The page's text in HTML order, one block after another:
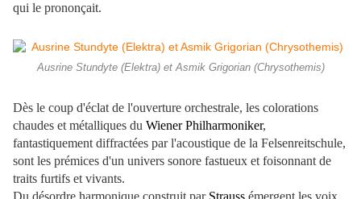
qui le prononçait.
Ausrine Stundyte (Elektra) et Asmik Grigorian (Chrysothemis)
Dès le coup d'éclat de l'ouverture orchestrale, les colorations
chaudes et métalliques du Wiener Philharmoniker,
fantastiquement diffractées par l'acoustique de la Felsenreitschule,
sont les prémices d'un univers sonore fastueux et foisonnant de
traits furtifs et vivants.